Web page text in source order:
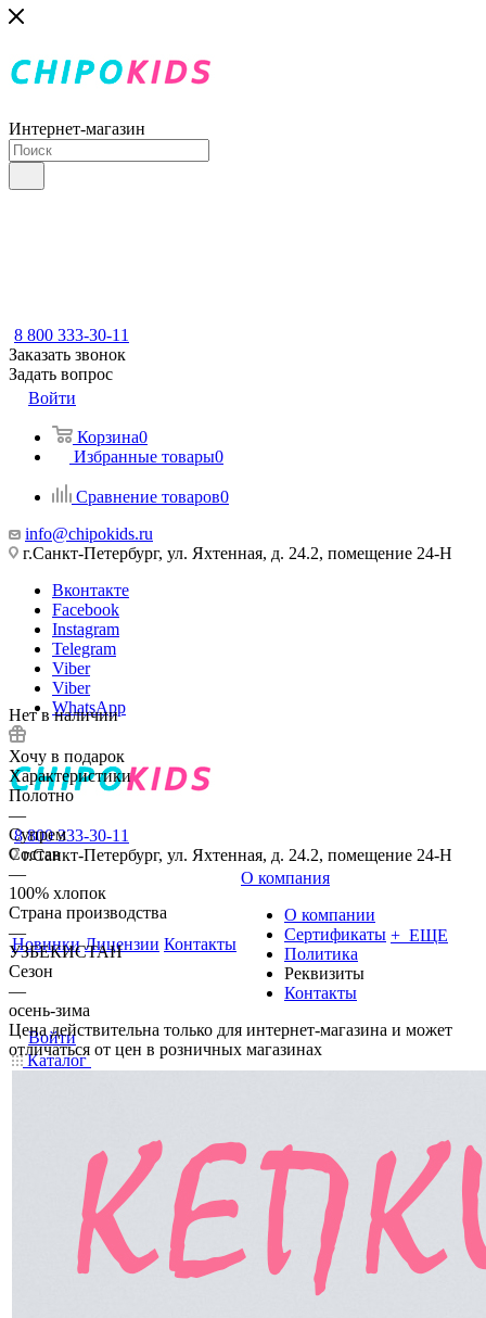
Интернет-магазин
8 800 333-30-11
Заказать звонок
Задать вопрос
Войти
Корзина0
Избранные товары0
Сравнение товаров0
info@chipokids.ru
г.Санкт-Петербург, ул. Яхтенная, д. 24.2, помещение 24-Н
Вконтакте
Facebook
Instagram
Telegram
Viber
Viber
WhatsApp
8 800 333-30-11
г.Санкт-Петербург, ул. Яхтенная, д. 24.2, помещение 24-Н
Новинки Лицензии Контакты
О компания
О компании
Сертификаты
Политика
Реквизиты
Контакты
+ ЕЩЕ
Войти
Каталог
Нет в наличии
Хочу в подарок
Характеристики
Полотно
—
Супрем
Состав
—
100% хлопок
Страна производства
—
УЗБЕКИСТАН
Сезон
—
осень-зима
Цена действительна только для интернет-магазина и может
отличаться от цен в розничных магазинах